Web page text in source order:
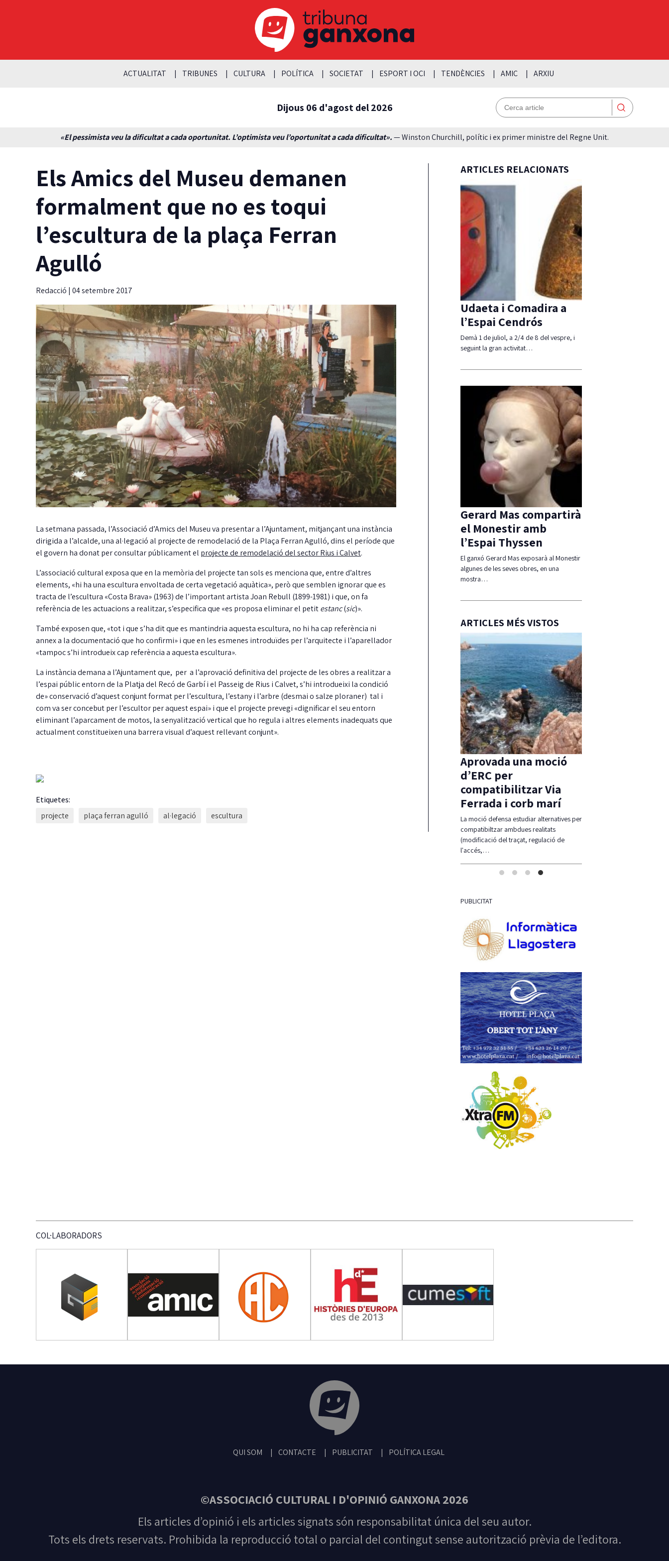
ACTUALITAT TRIBUNES CULTURA POLÍTICA SOCIETAT ESPORT I OCI TENDÈNCIES AMIC ARXIU
Dijous 06 d'agost del 2026
«El pessimista veu la dificultat a cada oportunitat. L’optimista veu l’oportunitat a cada dificultat».— Winston Churchill, polític i ex primer ministre del Regne Unit.
Els Amics del Museu demanen
formalment que no es toqui
l’escultura de la plaça Ferran
Agulló
Redacció | 04 setembre 2017
La setmana passada, l’Associació d’Amics del Museu va presentar a l’Ajuntament, mitjançant una instància
dirigida a l’alcalde, una al·legació al projecte de remodelació de la Plaça Ferran Agulló, dins el període que
el govern ha donat per consultar públicament el projecte de remodelació del sector Rius i Calvet.
L’associació cultural exposa que en la memòria del projecte tan sols es menciona que, entre d’altres
elements, «hi ha una escultura envoltada de certa vegetació aquàtica», però que semblen ignorar que es
tracta de l’escultura «Costa Brava» (1963) de l’important artista Joan Rebull (1899-1981) i que, on fa
referència de les actuacions a realitzar, s’especifica que «es proposa eliminar el petitestanc(sic)».
També exposen que, «tot i que s’ha dit que es mantindria aquesta escultura, no hi ha cap referència ni
annex a la documentació que ho confirmi» i que en les esmenes introduïdes per l’arquitecte i l’aparellador
«tampoc s’hi introdueix cap referència a aquesta escultura».
La instància demana a l’Ajuntament que, per a l’aprovació definitiva del projecte de les obres a realitzar a
l’espai públic entorn de la Platja del Recó de Garbí i el Passeig de Rius i Calvet, s’hi introdueixi la condició
de» conservació d’aquest conjunt format per l’escultura, l’estany i l’arbre (desmai o salze ploraner) tal i
com va ser concebut per l’escultor per aquest espai» i que el projecte prevegi «dignificar el seu entorn
eliminant l’aparcament de motos, la senyalització vertical que ho regula i altres elements inadequats que
actualment constitueixen una barrera visual d’aquest rellevant conjunt».
Etiquetes:
projecte
plaça ferran agulló al·legació escultura
ARTICLES RELACIONATS
Udaeta i Comadira a
l’Espai Cendrós
Demà 1 de juliol, a 2/4 de 8 del vespre, i
seguint la gran activitat…
Gerard Mas compartirà
el Monestir amb
l’Espai Thyssen
El ganxó Gerard Mas exposarà al Monestir
algunes de les seves obres, en una
mostra…
ARTICLES MÉS VISTOS
Guíxols des del Carrer aplaudeix que, per
Aprovada una moció
d’ERC per
compatibilitzar Via
Ferrada i corb marí
La moció defensa estudiar alternatives per
compatibiltzar ambdues realitats
(modificació del traçat, regulació de
l'accés,…
PUBLICITAT
COL·LABORADORS
QUI SOM CONTACTE PUBLICITAT POLÍTICA LEGAL
©ASSOCIACIÓ CULTURAL I D'OPINIÓ GANXONA 2026
Els articles d’opinió i els articles signats són responsabilitat única del seu autor.
Tots els drets reservats. Prohibida la reproducció total o parcial del contingut sense autorització prèvia de l’editora.